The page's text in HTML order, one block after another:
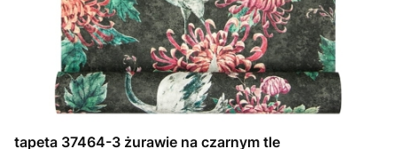
tapeta 37464-3 żurawie na czarnym tle